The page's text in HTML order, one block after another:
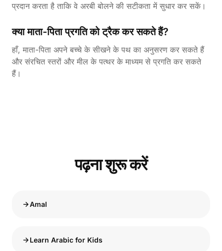
प्रदान करता है ताकि वे अरबी बोलने की सटीकता में सुधार कर सकें।
क्या माता-पिता प्रगति को ट्रैक कर सकते हैं?
हाँ, माता-पिता अपने बच्चे के सीखने के पथ का अनुसरण कर सकते हैं
और संरचित स्तरों और मील के पत्थर के माध्यम से प्रगति कर सकते
हैं।
पढ़ना शुरू करें
Amal
Learn Arabic for Kids